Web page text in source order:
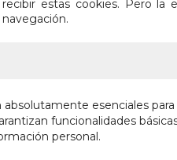
estas cookies. Pero la
absolutamente esenciales
funcionalidades
personal.